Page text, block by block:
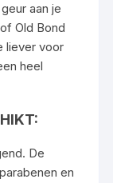
aan je
Old Bond
liever voor
heel
De
en